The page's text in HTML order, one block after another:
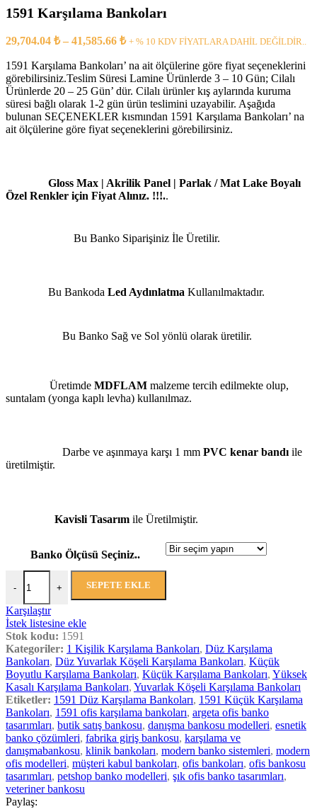
1591 Karşılama Bankoları
29,704.04 ₺ – 41,585.66 ₺ + % 10 KDV FİYATLARA DAHİL DEĞİLDİR..
1591 Karşılama Bankoları’ na ait ölçülerine göre fiyat seçeneklerini
görebilirsiniz.Teslim Süresi Lamine Ürünlerde 3 – 10 Gün; Cilalı
Ürünlerde 20 – 25 Gün’ dür. Cilalı ürünler kış aylarında kuruma
süresi bağlı olarak 1-2 gün ürün teslimini uzayabilir. Aşağıda
bulunan SEÇENEKLER kısmından 1591 Karşılama Bankoları’ na
ait ölçülerine göre fiyat seçeneklerini görebilirsiniz.
Gloss Max | Akrilik Panel | Parlak / Mat Lake Boyalı
Özel Renkler için Fiyat Alınız. !!!..
Bu Banko Siparişiniz İle Üretilir.
Bu Bankoda Led Aydınlatma Kullanılmaktadır.
Bu Banko Sağ ve Sol yönlü olarak üretilir.
Üretimde MDFLAM malzeme tercih edilmekte olup,
suntalam (yonga kaplı levha) kullanılmaz.
Darbe ve aşınmaya karşı 1 mm PVC kenar bandı ile
üretilmiştir.
Kavisli Tasarım ile Üretilmiştir.
Banko Ölçüsü Seçiniz..
- + SEPETE EKLE
Karşılaştır
İstek listesine ekle
Stok kodu: 1591
Kategoriler: 1 Kişilik Karşılama Bankoları, Düz Karşılama
Bankoları, Düz Yuvarlak Köşeli Karşılama Bankoları, Küçük
Boyutlu Karşılama Bankoları, Küçük Karşılama Bankoları, Yüksek
Kasalı Karşılama Bankoları, Yuvarlak Köşeli Karşılama Bankoları
Etiketler: 1591 Düz Karşılama Bankoları, 1591 Küçük Karşılama
Bankoları, 1591 ofis karşılama bankoları, argeta ofis banko
tasarımları, butik satış bankosu, danışma bankosu modelleri, esnetik
banko çözümleri, fabrika giriş bankosu, karşılama ve
danışmabankosu, klinik bankoları, modern banko sistemleri, modern
ofis modelleri, müşteri kabul bankoları, ofis bankoları, ofis bankosu
tasarımları, petshop banko modelleri, şık ofis banko tasarımları,
veteriner bankosu
Paylaş: